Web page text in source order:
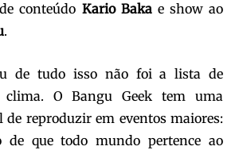
conteúdo Kario Bakae show ao
.
de tudo isso não foi a lista de
clima. O Bangu Geek tem uma
reproduzir em eventos maiores:
de que todo mundo pertence ao